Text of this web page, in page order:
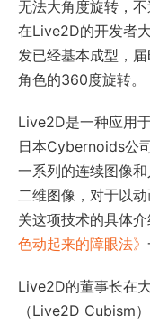
无法大角度旋转，
在Live2D的开发者
发已经基本成型，
角色的360度旋转。
Live2D是一种应用
日本Cybernoids公
一系列的连续图像
二维图像，对于以
关这项技术的具体
色动起来的障眼法》
Live2D的董事长在
（Live2D Cubism